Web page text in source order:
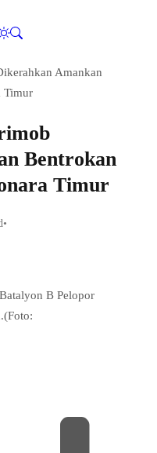
Amankan
Timur
Bentrokan
Timur
•
B Pelopor